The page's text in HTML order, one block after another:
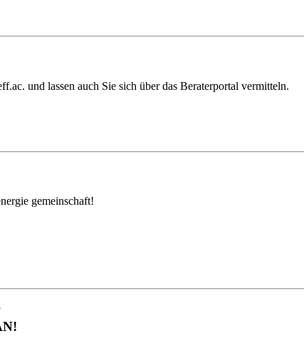
und lassen auch Sie sich über das Beraterportal vermitteln.
gemeinschaft!